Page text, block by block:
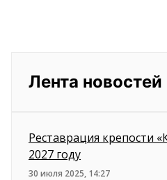
Лента новостей
Реставрация крепости
2027 году
30 июля 2025, 14:27